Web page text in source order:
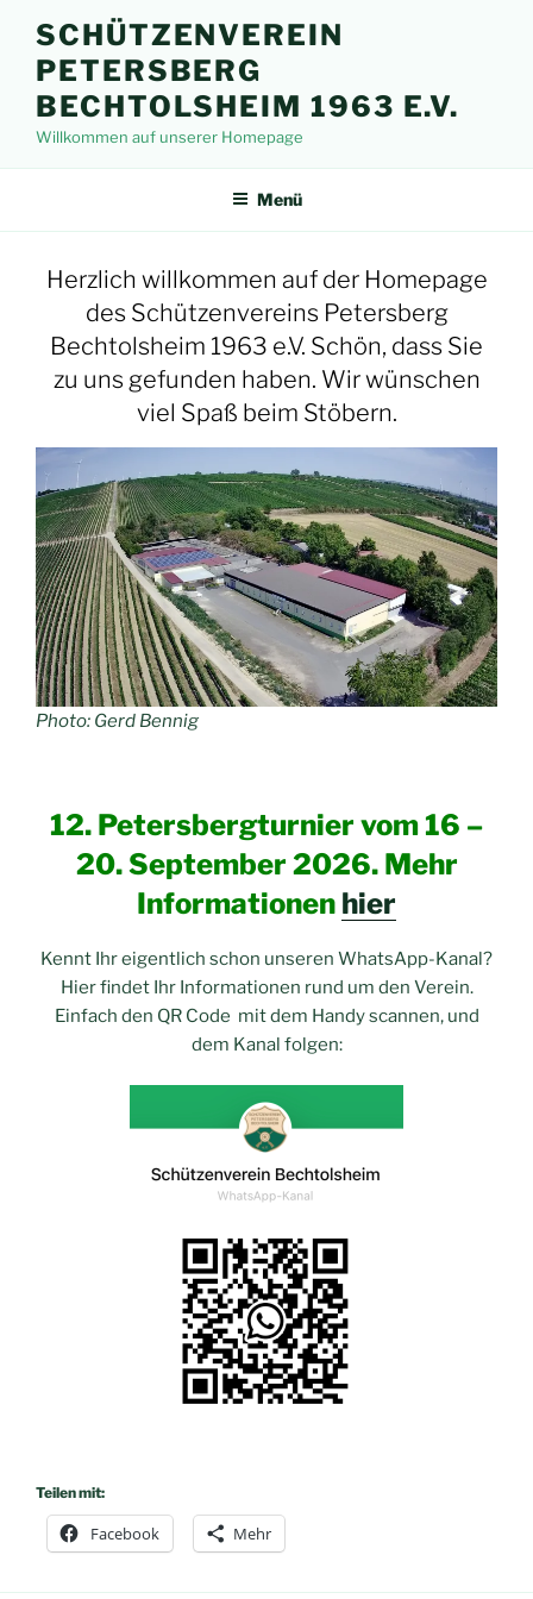
Inhalt
springen
SCHÜTZENVEREIN
PETERSBERG
BECHTOLSHEIM 1963 E.V.
Willkommen auf unserer Homepage
Menü
Herzlich willkommen auf der Homepage
des Schützenvereins Petersberg
Bechtolsheim 1963 e.V. Schön, dass Sie
zu uns gefunden haben. Wir wünschen
viel Spaß beim Stöbern.
Photo: Gerd Bennig
12. Petersbergturnier vom 16 –
20. September 2026. Mehr
Informationen hier
Kennt Ihr eigentlich schon unseren WhatsApp-Kanal?
Hier findet Ihr Informationen rund um den Verein.
Einfach den QR Code mit dem Handy scannen, und
dem Kanal folgen:
Teilen mit:
Facebook Mehr